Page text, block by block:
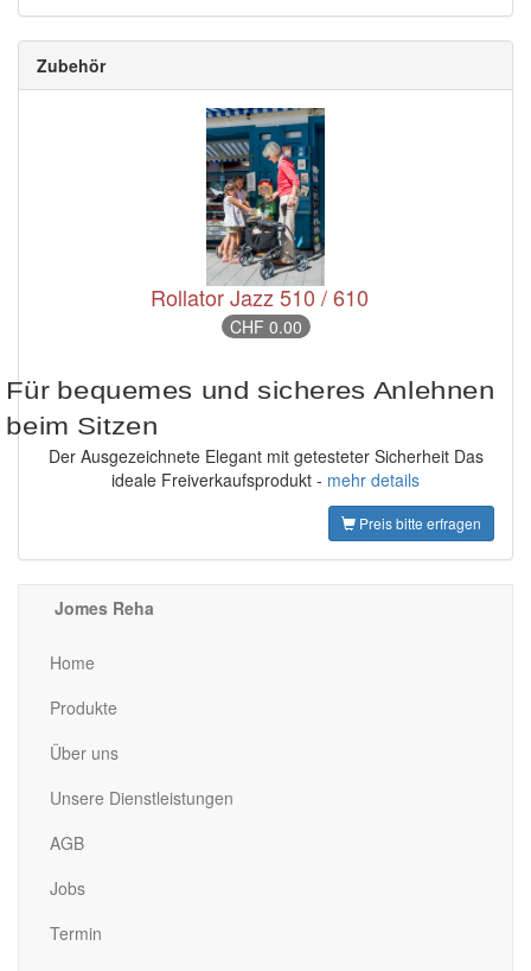
Zubehör
Rollator Jazz 510 / 610
CHF 0.00
Für bequemes und sicheres Anlehnen
beim Sitzen
Der Ausgezeichnete Elegant mit getesteter Sicherheit Das
ideale Freiverkaufsprodukt - mehr details
Preis bitte erfragen
Jomes Reha
Home
Produkte
Über uns
Unsere Dienstleistungen
AGB
Jobs
Termin